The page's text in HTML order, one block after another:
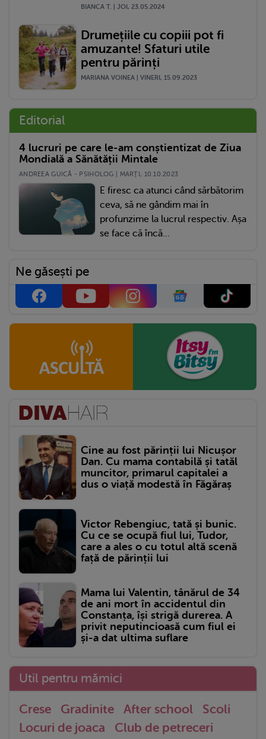
BIANCA T. | JOI, 23.05.2024
Drumețiile cu copiii pot fi
amuzante! Sfaturi utile
pentru părinți
MARIANA VOINEA | VINERI, 15.09.2023
Editorial
4 lucruri pe care le-am conștientizat de Ziua
Mondială a Sănătății Mintale
ANDREEA GUICĂ - PSIHOLOG | MARŢI, 10.10.2023
E firesc ca atunci când sărbătorim
ceva, să ne gândim mai în
profunzime la lucrul respectiv. Așa
se face că încă...
Ne găsești pe
Cine au fost părinții lui Nicușor
Dan. Cu mama contabilă și tatăl
muncitor, primarul capitalei a
dus o viață modestă în Făgăraș
Victor Rebengiuc, tată și bunic.
Cu ce se ocupă fiul lui, Tudor,
care a ales o cu totul altă scenă
față de părinții lui
Mama lui Valentin, tânărul de 34
de ani mort în accidentul din
Constanța, își strigă durerea. A
privit neputincioasă cum fiul ei
și-a dat ultima suflare
Util pentru mămici
Crese Gradinite After school
Scoli
Locuri de joaca
Club de petreceri